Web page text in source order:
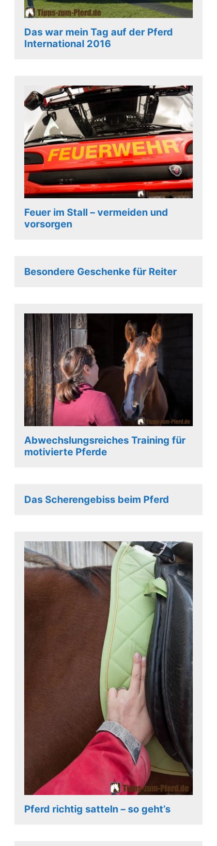
Das war mein Tag auf der Pferd
International 2016
Feuer im Stall – vermeiden und
vorsorgen
Besondere Geschenke für Reiter
Abwechslungsreiches Training für
motivierte Pferde
Das Scherengebiss beim Pferd
Pferd richtig satteln – so geht’s